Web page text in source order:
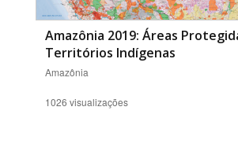
Amazônia 2019: Áreas
Territórios Indígenas
Amazônia
1026 visualizações